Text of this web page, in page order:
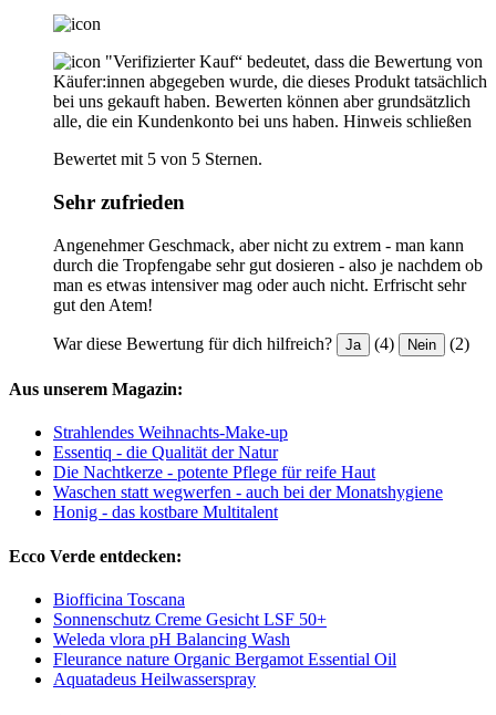
"Verifizierter Kauf“ bedeutet, dass die Bewertung von
Käufer:innen abgegeben wurde, die dieses Produkt tatsächlich
bei uns gekauft haben. Bewerten können aber grundsätzlich
alle, die ein Kundenkonto bei uns haben. Hinweis schließen
Bewertet mit 5 von 5 Sternen.
Sehr zufrieden
Angenehmer Geschmack, aber nicht zu extrem - man kann
durch die Tropfengabe sehr gut dosieren - also je nachdem ob
man es etwas intensiver mag oder auch nicht. Erfrischt sehr
gut den Atem!
War diese Bewertung für dich hilfreich? Ja (4) Nein (2)
Aus unserem Magazin:
Strahlendes Weihnachts-Make-up
Essentiq - die Qualität der Natur
Die Nachtkerze - potente Pflege für reife Haut
Waschen statt wegwerfen - auch bei der Monatshygiene
Honig - das kostbare Multitalent
Ecco Verde entdecken:
Biofficina Toscana
Sonnenschutz Creme Gesicht LSF 50+
Weleda vlora pH Balancing Wash
Fleurance nature Organic Bergamot Essential Oil
Aquatadeus Heilwasserspray